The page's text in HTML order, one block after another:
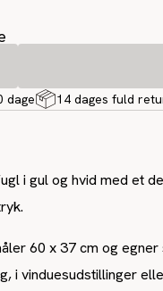
dage 14 dages fuld
i gul og hvid med et
60 x 37 cm og
i vinduesudstillinger